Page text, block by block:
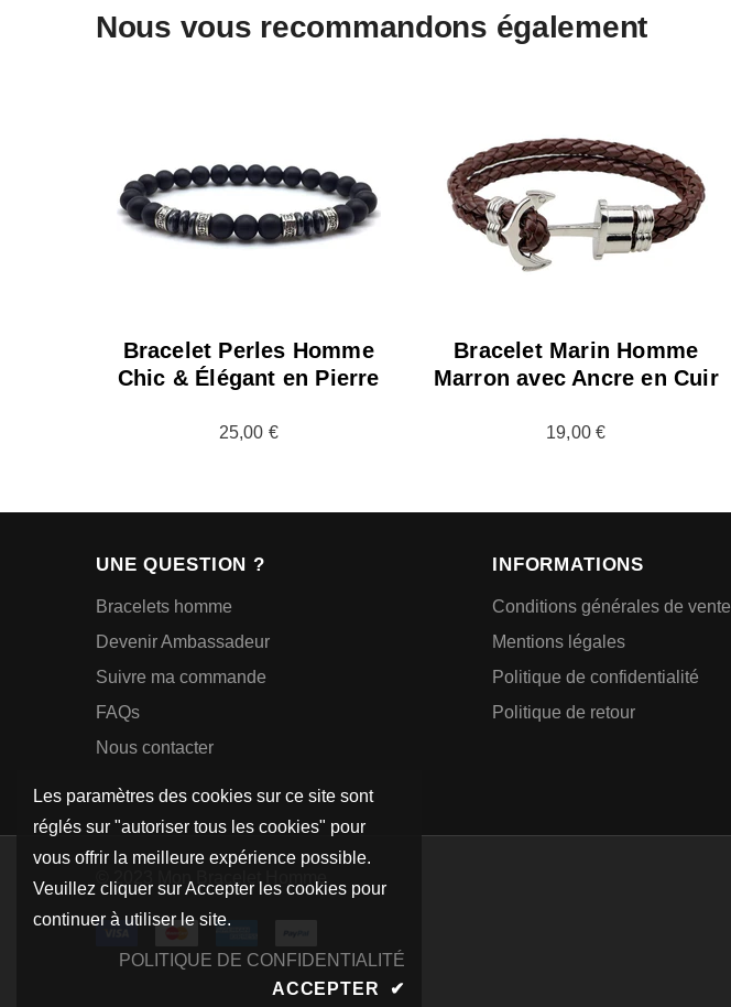
Nous vous recommandons également
Bracelet Perles Homme
Chic & Élégant en Pierre
25,00 €
Bracelet Marin Homme
Marron avec Ancre en Cuir
19,00 €
UNE QUESTION ?
Bracelets homme
Devenir Ambassadeur
Suivre ma commande
FAQs
Nous contacter
INFORMATIONS
Conditions générales de vente
Mentions légales
Politique de confidentialité
Politique de retour
© 2023 Mon Bracelet Homme
Les paramètres des cookies sur ce site sont
réglés sur "autoriser tous les cookies" pour
vous offrir la meilleure expérience possible.
Veuillez cliquer sur Accepter les cookies pour
continuer à utiliser le site.
POLITIQUE DE CONFIDENTIALITÉ
ACCEPTER
✔